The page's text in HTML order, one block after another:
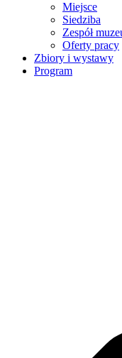
Miejsce
Siedziba
Zespół
Oferty pracy
Zbiory i wystawy
Program